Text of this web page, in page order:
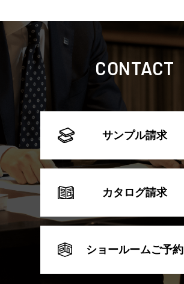
CONTACT
サンプル請求
カタログ請求
ショールームご予約